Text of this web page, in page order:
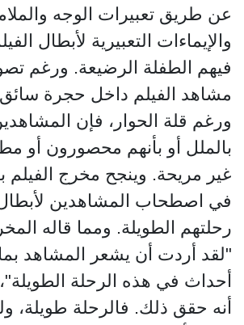
عن طريق تعبيرات الوجه
والإيماءات التعبيرية لأبطال
فيهم الطفلة الرضيعة. ورغم
مشاهد الفيلم داخل حجرة سائق
ورغم قلة الحوار، فإن
بالملل أو بأنهم محصورون أو
غير مريحة. وينجح مخرج الفيلم
في اصطحاب المشاهدين
رحلتهم الطويلة. ومما قاله
"لقد أردت أن يشعر المشاهد
أحداث في هذه الرحلة
أنه حقق ذلك. فالرحلة طويلة،